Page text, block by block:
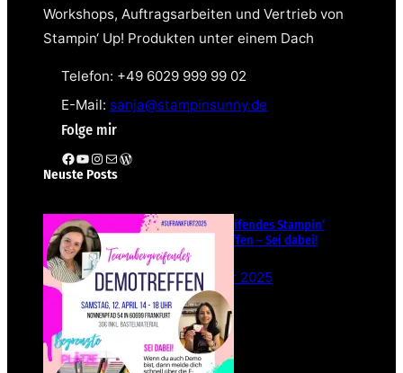
Workshops, Auftragsarbeiten und Vertrieb von
Stampin‘ Up! Produkten unter einem Dach
Telefon: +49 6029 999 99 02
E-Mail: sanja@stampinsunny.de
Folge mir
Facebook YouTube Instagram E-Mail WordPress
Neuste Posts
Teamübergreifendes Stampin‘
Up! Demotreffen – Sei dabei!
26. Februar 2025